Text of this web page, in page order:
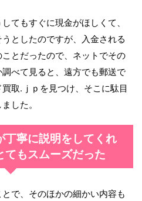
てもすぐに現金がほしくて、
としたのですが、入金される
とだったので、ネットでその
べて見ると、遠方でも郵送で
取.ｊｐを見つけ、そこに駄目
した。
丁寧に説明をしてくれ
てもスムーズだった
で、そのほかの細かい内容も